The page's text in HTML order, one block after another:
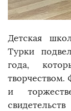
Детская
Турки
года,
творчеством.
и